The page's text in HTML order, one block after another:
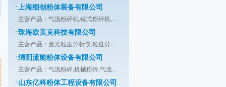
珠海欧美克科技有限公司
绵阳流能粉体设备有限公司
山东亿科粉体工程设备有限公司
主营产品：粉体设备,粉碎机,分级机,超